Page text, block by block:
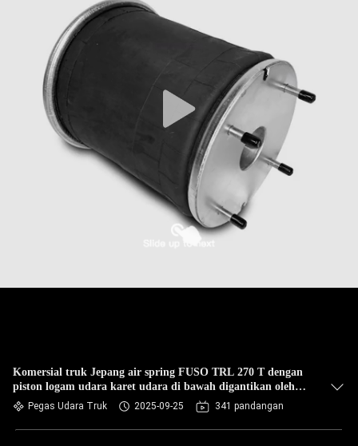
Komersial truk Jepang air spring FUSO TRL 270 T dengan
piston logam udara karet udara di bawah digantikan oleh
Vkntech1K6834
Pegas Udara Truk 2025-09-25 341 pandangan